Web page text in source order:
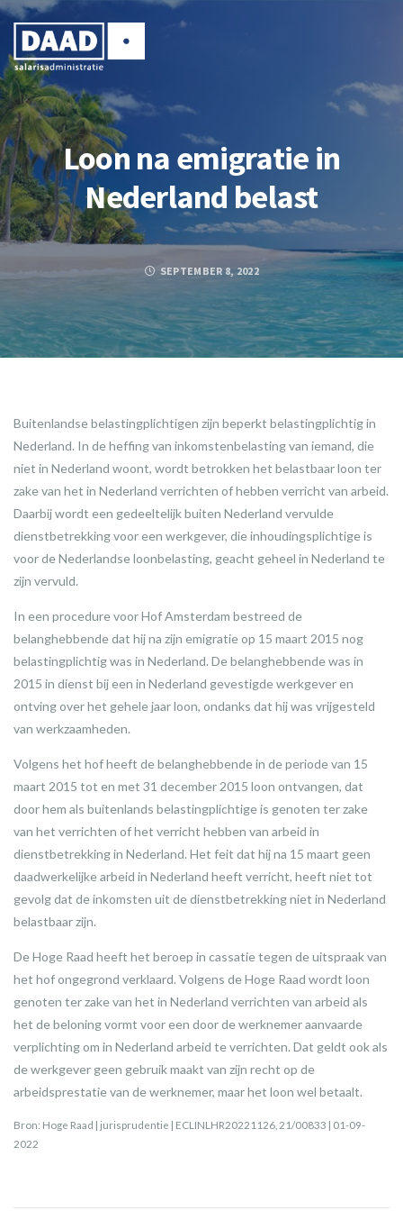
Loon na emigratie in
Nederland belast
SEPTEMBER 8, 2022
Buitenlandse belastingplichtigen zijn beperkt belastingplichtig in
Nederland. In de heffing van inkomstenbelasting van iemand, die
niet in Nederland woont, wordt betrokken het belastbaar loon ter
zake van het in Nederland verrichten of hebben verricht van arbeid.
Daarbij wordt een gedeeltelijk buiten Nederland vervulde
dienstbetrekking voor een werkgever, die inhoudingsplichtige is
voor de Nederlandse loonbelasting, geacht geheel in Nederland te
zijn vervuld.
In een procedure voor Hof Amsterdam bestreed de
belanghebbende dat hij na zijn emigratie op 15 maart 2015 nog
belastingplichtig was in Nederland. De belanghebbende was in
2015 in dienst bij een in Nederland gevestigde werkgever en
ontving over het gehele jaar loon, ondanks dat hij was vrijgesteld
van werkzaamheden.
Volgens het hof heeft de belanghebbende in de periode van 15
maart 2015 tot en met 31 december 2015 loon ontvangen, dat
door hem als buitenlands belastingplichtige is genoten ter zake
van het verrichten of het verricht hebben van arbeid in
dienstbetrekking in Nederland. Het feit dat hij na 15 maart geen
daadwerkelijke arbeid in Nederland heeft verricht, heeft niet tot
gevolg dat de inkomsten uit de dienstbetrekking niet in Nederland
belastbaar zijn.
De Hoge Raad heeft het beroep in cassatie tegen de uitspraak van
het hof ongegrond verklaard. Volgens de Hoge Raad wordt loon
genoten ter zake van het in Nederland verrichten van arbeid als
het de beloning vormt voor een door de werknemer aanvaarde
verplichting om in Nederland arbeid te verrichten. Dat geldt ook als
de werkgever geen gebruik maakt van zijn recht op de
arbeidsprestatie van de werknemer, maar het loon wel betaalt.
Bron: Hoge Raad | jurisprudentie | ECLINLHR20221126, 21/00833 | 01-09-
2022